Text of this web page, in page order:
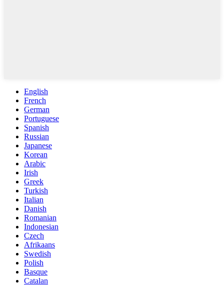
English
French
German
Portuguese
Spanish
Russian
Japanese
Korean
Arabic
Irish
Greek
Turkish
Italian
Danish
Romanian
Indonesian
Czech
Afrikaans
Swedish
Polish
Basque
Catalan